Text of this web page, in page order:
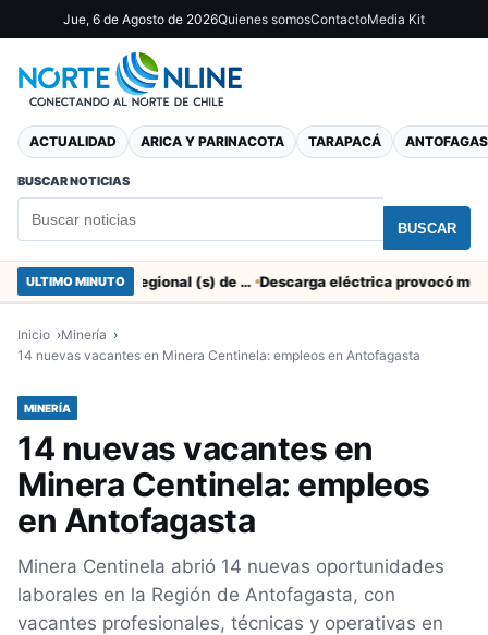
Jue, 6 de Agosto de 2026Quienes somosContactoMedia Kit
ACTUALIDAD ARICA Y PARINACOTA TARAPACÁ
BUSCAR NOTICIAS
BUSCAR
ULTIMO MINUTO SERNAC pidió la renuncia a Director Regional (s) de Arica por contratar solo a militantes del Gobierno
Inicio
Minería
14 nuevas vacantes en Minera Centinela: empleos en Antofagasta
MINERÍA
14 nuevas vacantes en
Minera Centinela: empleos
en Antofagasta
Minera Centinela abrió 14 nuevas oportunidades
laborales en la Región de Antofagasta, con
vacantes profesionales, técnicas y operativas en